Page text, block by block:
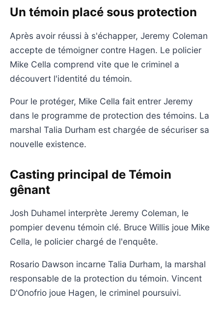
Un témoin placé sous protection
Après avoir réussi à s'échapper, Jeremy Coleman
accepte de témoigner contre Hagen. Le policier
Mike Cella comprend vite que le criminel a
découvert l'identité du témoin.
Pour le protéger, Mike Cella fait entrer Jeremy
dans le programme de protection des témoins. La
marshal Talia Durham est chargée de sécuriser sa
nouvelle existence.
Casting principal de Témoin
gênant
Josh Duhamel interprète Jeremy Coleman, le
pompier devenu témoin clé. Bruce Willis joue Mike
Cella, le policier chargé de l'enquête.
Rosario Dawson incarne Talia Durham, la marshal
responsable de la protection du témoin. Vincent
D'Onofrio joue Hagen, le criminel poursuivi.